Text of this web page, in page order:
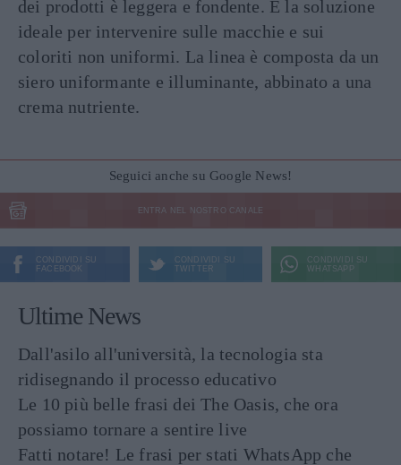
dei prodotti è leggera e fondente. È la soluzione
ideale per intervenire sulle macchie e sui
coloriti non uniformi. La linea è composta da un
siero uniformante e illuminante, abbinato a una
crema nutriente.
Seguici anche su Google News!
ENTRA NEL NOSTRO CANALE
CONDIVIDI SU
FACEBOOK
CONDIVIDI SU
TWITTER
CONDIVIDI SU
WHATSAPP
Ultime News
Dall'asilo all'università, la tecnologia sta
ridisegnando il processo educativo
Le 10 più belle frasi dei The Oasis, che ora
possiamo tornare a sentire live
Fatti notare! Le frasi per stati WhatsApp che